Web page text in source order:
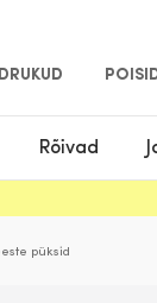
Rõivad
püksid